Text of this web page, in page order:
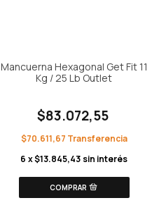
Mancuerna Hexagonal Get Fit 11
Kg / 25 Lb Outlet
$83.072,55
$70.611,67
6 x$13.845,43 sin interés